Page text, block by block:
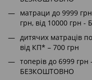
матраци до 9999
грн, від 10000 грн
дитячих матраців
від КП* – 700 грн
топерів до 6999 грн
БЕЗКОШТОВНО